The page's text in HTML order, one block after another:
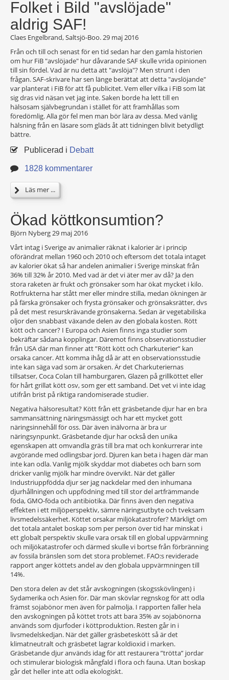
Folket i Bild "avslöjade"
aldrig SAF!
Claes Engelbrand, Saltsjö-Boo. 29 maj 2016
Från och till och senast för en tid sedan har den gamla historien
om hur FiB "avslöjade" hur dåvarande SAF skulle vrida opinionen
till sin fördel. Vad är nu detta att "avslöja"? Men strunt i den
frågan. SAF-skrivare har sen länge berättat att detta "avslöjande"
var planterat i FiB för att få publicitet. Vem eller vilka i FiB som lät
sig dras vid näsan vet jag inte. Saken borde ha lett till en
hälsosam självbegrundan i stället för att framhållas som
föredömlig. Alla gör fel men man bör lära av dessa. Med vänlig
hälsning från en läsare som gläds åt att tidningen blivit betydligt
bättre.
Publicerad i Debatt
1828 kommentarer
Läs mer ...
Ökad köttkonsumtion?
Björn Nyberg 29 maj 2016
Vårt intag i Sverige av animalier räknat i kalorier är i princip
oförändrat mellan 1960 och 2010 och eftersom det totala intaget
av kalorier ökat så har andelen animalier i Sverige minskat från
36% till 32% år 2010. Med vad är det vi äter mer av då? Ja den
stora raketen är frukt och grönsaker som har ökat mycket i kilo.
Rotfrukterna har stått mer eller mindre stilla, medan ökningen är
på färska grönsaker och frysta grönsaker och grönsaksrätter, dvs
på det mest resurskrävande grönsakerna. Sedan är vegetabiliska
oljor den snabbast växande delen av den globala kosten. Rött
kött och cancer? I Europa och Asien finns inga studier som
bekräftar sådana kopplingar. Däremot finns observationsstudier
från USA där man finner att ”Rött kött och Charkuterier” kan
orsaka cancer. Att komma ihåg då är att en observationsstudie
inte kan säga vad som är orsaken. Är det Charkuteriernas
tillsatser, Coca Colan till hamburgaren, Glazen på grillköttet eller
för hårt grillat kött osv, som ger ett samband. Det vet vi inte idag
utifrån brist på riktiga randomiserade studier.
Negativa hälsoresultat? Kött från ett gräsbetande djur har en bra
sammansättning näringsmässigt och har ett mycket gott
näringsinnehåll för oss. Där även inälvorna är bra ur
näringsynpunkt. Gräsbetande djur har också den unika
egenskapen att omvandla gräs till bra mat och konkurrerar inte
avgörande med odlingsbar jord. Djuren kan beta i hagen där man
inte kan odla. Vanlig mjölk skyddar mot diabetes och barn som
dricker vanlig mjölk har mindre övervikt. När det gäller
Industriuppfödda djur ser jag nackdelar med den inhumana
djurhållningen och uppfödning med till stor del artfrämmande
föda, GMO-föda och antibiotika. Där finns även den negativa
effekten i ett miljöperspektiv, sämre näringsutbyte och tveksam
livsmedelssäkerhet. Köttet orsakar miljökatastrofer? Märkligt om
det totala antalet boskap som per person över tid har minskat i
ett globalt perspektiv skulle vara orsak till en global uppvärmning
och miljökatastrofer och därmed skulle vi bortse från förbränning
av fossila bränslen som det stora problemet. FAO:s reviderade
rapport anger köttets andel av den globala uppvärmningen till
14%.
Den stora delen av det står avskogningen (skogsskövlingen) i
Sydamerika och Asien för. Där man skövlar regnskog för att odla
främst sojabönor men även för palmolja. I rapporten faller hela
den avskogningen på köttet trots att bara 35% av sojabönorna
används som djurfoder i köttproduktion. Resten går in i
livsmedelskedjan. När det gäller gräsbeteskött så är det
klimatneutralt och gräsbetet lagrar koldioxid i marken.
Gräsbetande djur används idag för att restaurera ”trötta” jordar
och stimulerar biologisk mångfald i flora och fauna. Utan boskap
går det heller inte att odla ekologiskt.